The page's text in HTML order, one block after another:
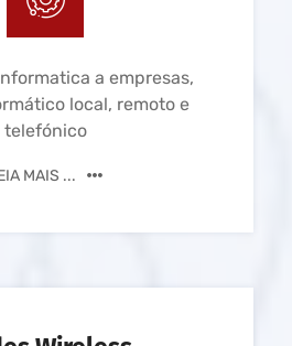
a empresas,
local, remoto e
telefónico
MAIS ...